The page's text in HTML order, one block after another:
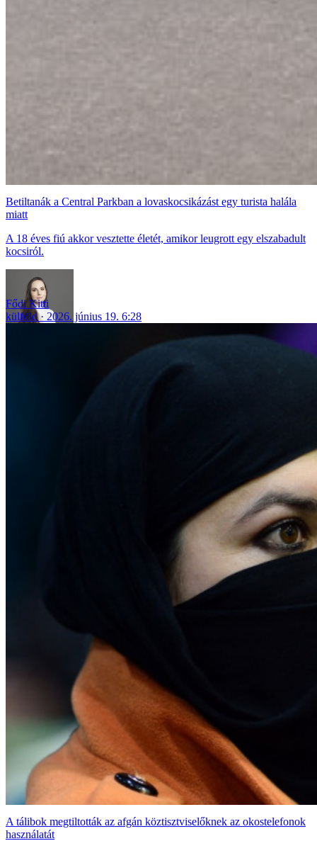
Betiltanák a Central Parkban a lovaskocsikázást egy turista halála
miatt
A 18 éves fiú akkor vesztette életét, amikor leugrott egy elszabadult
kocsiról.
Fődi Kitti
külföld
2026. június 19. 6:28
A tálibok megtiltották az afgán köztisztviselőknek az okostelefonok
használatát